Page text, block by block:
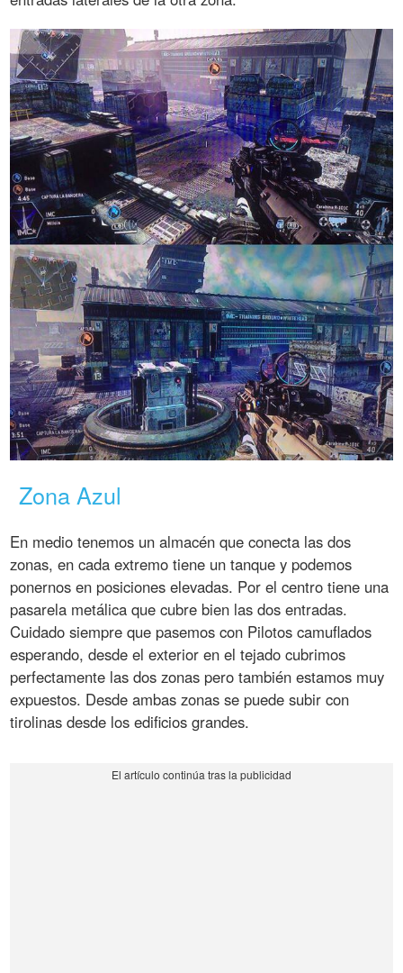
Zona Azul
En medio tenemos un almacén que conecta las dos
zonas, en cada extremo tiene un tanque y podemos
ponernos en posiciones elevadas. Por el centro tiene una
pasarela metálica que cubre bien las dos entradas.
Cuidado siempre que pasemos con Pilotos camuflados
esperando, desde el exterior en el tejado cubrimos
perfectamente las dos zonas pero también estamos muy
expuestos. Desde ambas zonas se puede subir con
tirolinas desde los edificios grandes.